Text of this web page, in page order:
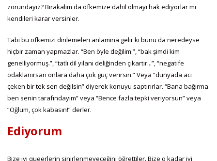
zorundayız? Bırakalım da öfkemize dahil olmayı hak ediyorlar mı
kendileri karar versinler.
Tabi bu öfkemizi dinlemeleri anlamına gelir ki bunu da neredeyse
hiçbir zaman yapmazlar. “Ben öyle değilim.”, “bak şimdi kim
genelliyormuş.”, “tatlı dil yılanı deliğinden çıkartır...”, “negatife
odaklanırsan onlara daha çok güç verirsin.” Veya “dünyada acı
çeken bir tek sen değilsin” diyerek konuyu saptırırlar. “Bana bağırma
ben senin tarafındayım” veya “Bence fazla tepki veriyorsun” veya
“Oğlum, çok kabasın!” derler.
Ediyorum
Bize iyi queerlerin sinirlenmeyeceğini öğrettiler. Bize o kadar iyi